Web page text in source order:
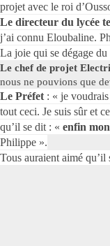
projet avec le roi
Le directeur du lycée
j’ai connu Eloubaline.
La joie qui se dégage
Le chef de projet
nous ne pouvions que
Le Préfet : « je
tout ceci. Je suis sûr et
qu’il se dit : « enfin
Philippe ».
Tous auraient aimé